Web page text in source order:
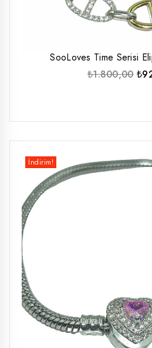
SooLoves Time Serisi
₺1.800,00 ₺
İndirim!